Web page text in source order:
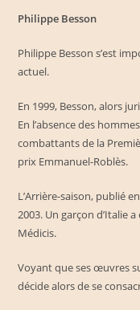
Philippe Besson
Philippe Besson s’est
actuel.
En 1999, Besson, alors
En l’absence des
combattants de la
prix Emmanuel-Roblès.
L’Arrière-saison, publié
2003. Un garçon d’Italie
Médicis.
Voyant que ses œuvres
décide alors de se